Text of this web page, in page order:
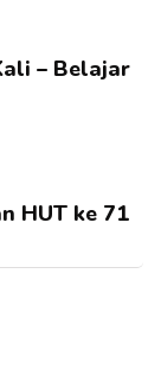
– Belajar
HUT ke 71